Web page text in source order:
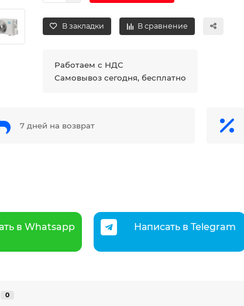
В закладки В сравнение
Работаем с НДС
Самовывоз сегодня, бесплатно
7 дней на возврат
в Whatsapp Написать в Telegram
0